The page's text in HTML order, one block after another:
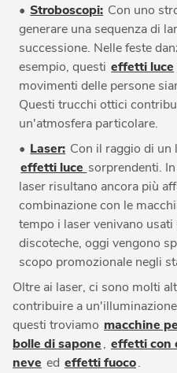
• Stroboscopi: Con uno
generare una sequenza di
successione. Nelle feste
esempio, questi effetti luce
movimenti delle persone
Questi trucchi ottici
un'atmosfera particolare.
• Laser: Con il raggio di un
effetti luce sorprendenti.
laser risultano ancora più
combinazione con le
tempo i laser venivano
discoteche, oggi vengono
scopo promozionale negli
Oltre ai laser, ci sono molti
contribuire a
questi troviamo macchine
bolle di sapone, effetti con
neve ed effetti fuoco.